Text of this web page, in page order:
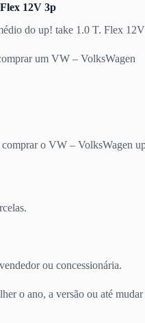
12V 3p
do up! take 1.0 T. Flex
um VW – VolksWagen
o VW – VolksWagen
ou concessionária.
o ano, a versão ou até mudar